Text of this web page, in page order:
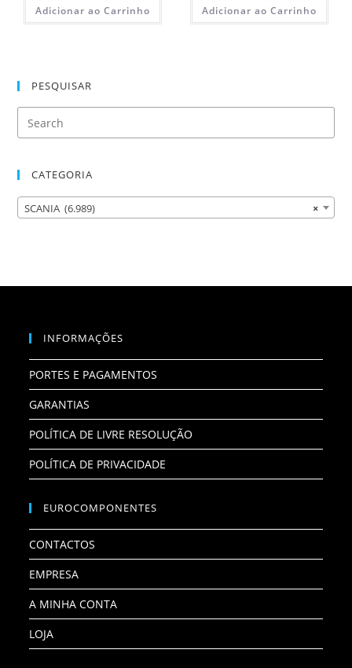
Adicionar ao Carrinho Adicionar ao Carrinho
PESQUISAR
CATEGORIA
×
SCANIA (6.989)
INFORMAÇÕES
PORTES E PAGAMENTOS
GARANTIAS
POLÍTICA DE LIVRE RESOLUÇÃO
POLÍTICA DE PRIVACIDADE
EUROCOMPONENTES
CONTACTOS
EMPRESA
A MINHA CONTA
LOJA